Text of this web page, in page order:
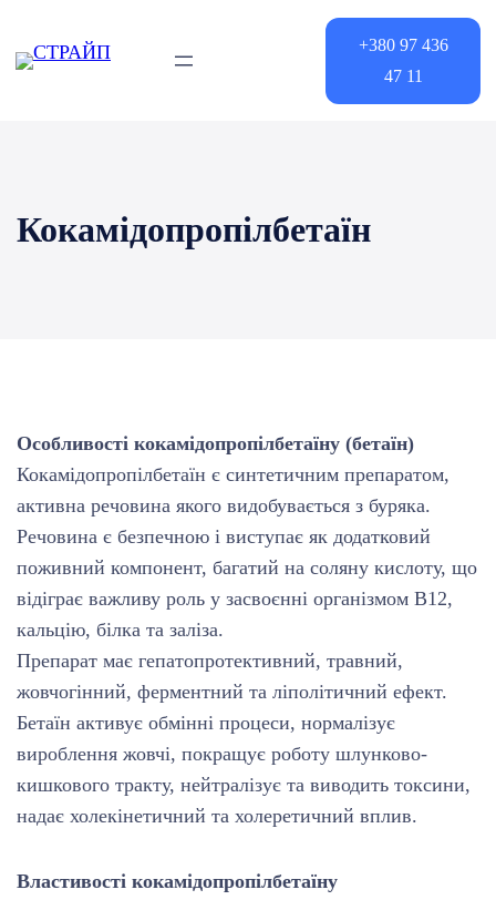
+380 97 436
47 11
Кокамідопропілбетаїн
Особливості кокамідопропілбетаїну (бетаїн)
Кокамідопропілбетаїн є синтетичним препаратом,
активна речовина якого видобувається з буряка.
Речовина є безпечною і виступає як додатковий
поживний компонент, багатий на соляну кислоту, що
відіграє важливу роль у засвоєнні організмом В12,
кальцію, білка та заліза.
Препарат має гепатопротективний, травний,
жовчогінний, ферментний та ліполітичний ефект.
Бетаїн активує обмінні процеси, нормалізує
вироблення жовчі, покращує роботу шлунково-
кишкового тракту, нейтралізує та виводить токсини,
надає холекінетичний та холеретичний вплив.
Властивості кокамідопропілбетаїну